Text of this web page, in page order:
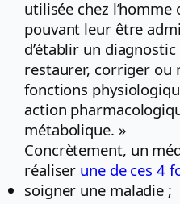
utilisée chez l’homme
pouvant leur être
d’établir un
restaurer, corriger ou
fonctions
action
métabolique. »
Concrètement, un
réaliser une de ces 4
soigner une maladie ;